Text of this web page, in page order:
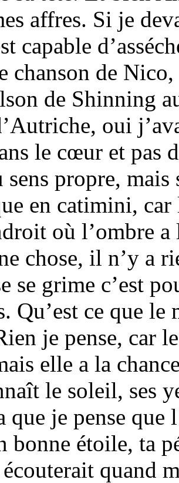
affres. Si je
capable
chanson de
de Shinning
oui
le cœur et pas
sens propre,
en catimini,
où l’ombre
chose, il n’y a
se grime c’est
Qu’est ce que
je pense, car
elle a la
le soleil, ses
que je pense que
bonne étoile, ta
quand